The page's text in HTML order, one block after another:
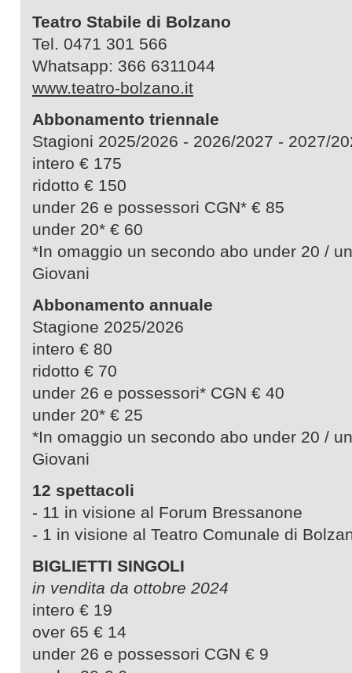
Teatro Stabile di Bolzano
Tel. 0471 301 566
Whatsapp: 366 6311044
www.teatro-bolzano.it
Abbonamento triennale
Stagioni 2025/2026 - 2026/2027 -
intero € 175
ridotto € 150
under 26 e possessori CGN* € 85
under 20* € 60
*In omaggio un secondo abo under 20 /
Giovani
Abbonamento annuale
Stagione 2025/2026
intero € 80
ridotto € 70
under 26 e possessori* CGN € 40
under 20* € 25
*In omaggio un secondo abo under 20 /
Giovani
12 spettacoli
- 11 in visione al Forum Bressanone
- 1 in visione al Teatro Comunale di
BIGLIETTI SINGOLI
in vendita da ottobre 2024
intero € 19
over 65 € 14
under 26 e possessori CGN € 9